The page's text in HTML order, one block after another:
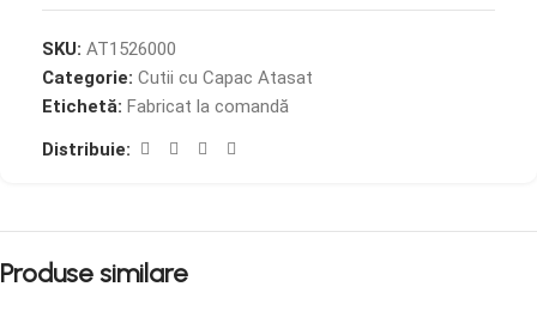
SKU: AT1526000
Categorie: Cutii cu Capac Atasat
Etichetă: Fabricat la comandă
Distribuie:
Produse similare